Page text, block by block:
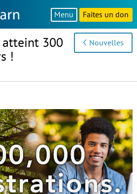
Menu Faites un don
atteint 300
!
Nouvelles